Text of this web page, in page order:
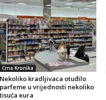
Crna Kronika
Nekoliko kradljivaca otuđilo
parfeme u vrijednosti nekoliko
tisuća eura